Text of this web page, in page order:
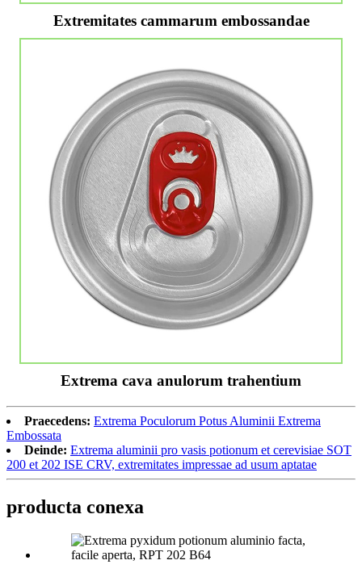
Extremitates cammarum embossandae
Extrema cava anulorum trahentium
Praecedens: Extrema Poculorum Potus Aluminii Extrema
Embossata
Deinde: Extrema aluminii pro vasis potionum et cerevisiae SOT
200 et 202 ISE CRV, extremitates impressae ad usum aptatae
producta conexa